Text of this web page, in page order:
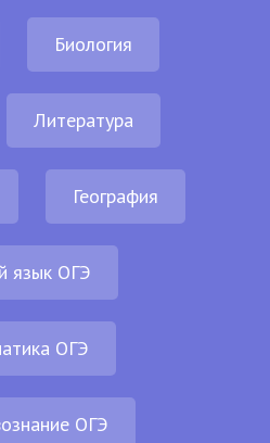
Биология
Литература
География
язык ОГЭ
ОГЭ
ОГЭ